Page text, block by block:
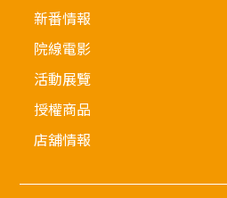
新番情報
院線電影
活動展覽
授權商品
店舖情報